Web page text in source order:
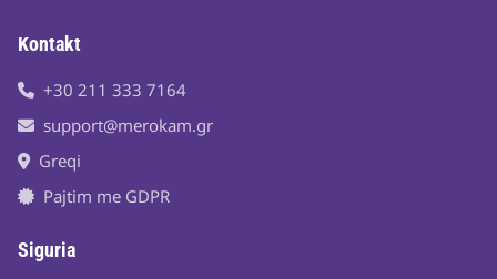
Kontakt
+30 211 333 7164
support@merokam.gr
Greqi
Pajtim me GDPR
Siguria